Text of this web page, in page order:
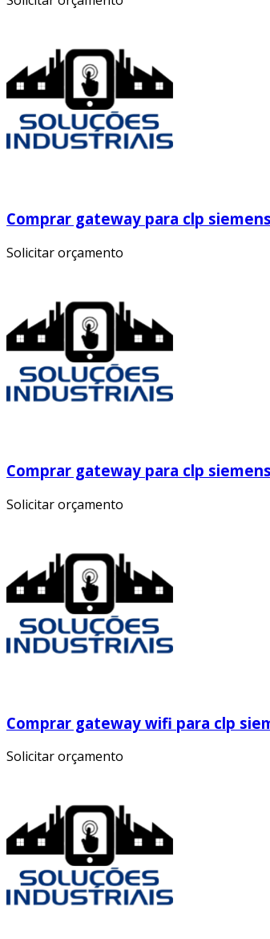
Comprar gateway para clp siemens
Solicitar orçamento
Comprar gateway para clp
Solicitar orçamento
Comprar gateway wifi para clp
Solicitar orçamento